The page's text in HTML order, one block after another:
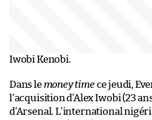
Iwobi Kenobi.
Dans le money timece jeudi,
l’acquisition d’Alex Iwobi (23
d’Arsenal. L’international